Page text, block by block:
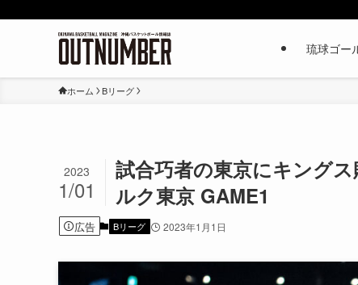
琉球ゴー
ホーム Bリーグ
試合巧者の東京にキング
ルク東京 GAME1
2023
1/01
広告 Bリーグ 2023年1月1日